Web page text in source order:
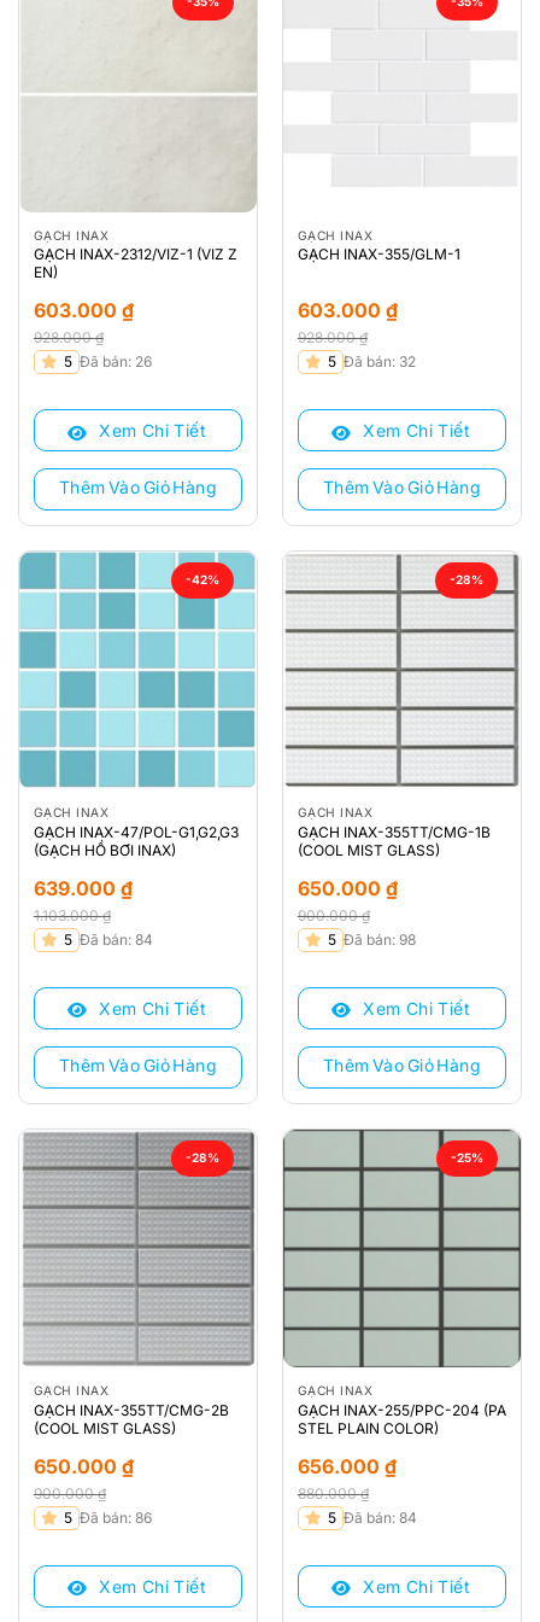
GẠCH INAX
GẠCH INAX-2312/VIZ-1 (VIZ Z
EN)
928.000₫
Giá
là:
928.000 ₫.
603.000 ₫
Giá
tại
603.000 ₫.
5 Đã bán: 26
Xem Chi Tiết
Thêm Vào Giỏ Hàng
GẠCH INAX
GẠCH INAX-355/GLM-1
928.000₫
Giá
là:
928.000 ₫.
603.000 ₫
Giá
tại
603.000 ₫.
5 Đã bán: 32
Xem Chi Tiết
Thêm Vào Giỏ Hàng
-42%
GẠCH INAX
GẠCH INAX-47/POL-G1,G2,G3
(GẠCH HỒ BƠI INAX)
1.103.000₫
Giá
là:
1.103.000 ₫.
639.000 ₫
Giá
tại
639.000 ₫.
5 Đã bán: 84
Xem Chi Tiết
Thêm Vào Giỏ Hàng
-28%
GẠCH INAX
GẠCH INAX-355TT/CMG-1B
(COOL MIST GLASS)
900.000₫
Giá
là:
900.000 ₫.
650.000 ₫
Giá
tại
650.000 ₫.
5 Đã bán: 98
Xem Chi Tiết
Thêm Vào Giỏ Hàng
-28%
GẠCH INAX
GẠCH INAX-355TT/CMG-2B
(COOL MIST GLASS)
900.000₫
Giá
là:
900.000 ₫.
650.000 ₫
Giá
tại
650.000 ₫.
5 Đã bán: 86
Xem Chi Tiết
-25%
GẠCH INAX
GẠCH INAX-255/PPC-204 (PA
STEL PLAIN COLOR)
880.000₫
Giá
là:
880.000 ₫.
656.000 ₫
Giá
tại
656.000 ₫.
5 Đã bán: 84
Xem Chi Tiết